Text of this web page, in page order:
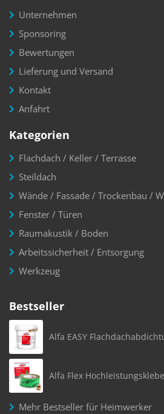
Unternehmen
Sponsoring
Bewertungen
Lieferung und Versand
Kontakt
Anfahrt
Kategorien
Flachdach / Keller / Terrasse
Steildach
Wände / Fassade / Trockenbau /
Fenster / Türen
Raumakustik / Boden
Arbeitssicherheit / Entsorgung
Werkzeug
Bestseller
Alfa EASY
Alfa Flex
Mehr Bestseller für Heimwerker